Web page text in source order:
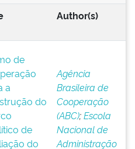
Author(s)
de
a
do
de
do
Agência
Brasileira de
Cooperação
(ABC);Escola
Nacional de
Administração